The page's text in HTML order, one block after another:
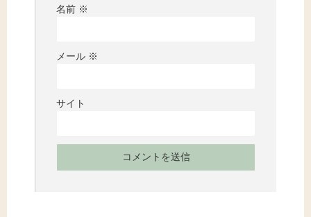
名前 ※
メール ※
サイト